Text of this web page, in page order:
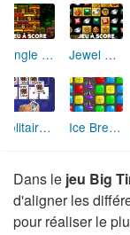
Jungle Fruit Jewel Quest
Solitaire Crescent Ice Breakers
Dans le jeu Big
d'aligner les
pour réaliser le